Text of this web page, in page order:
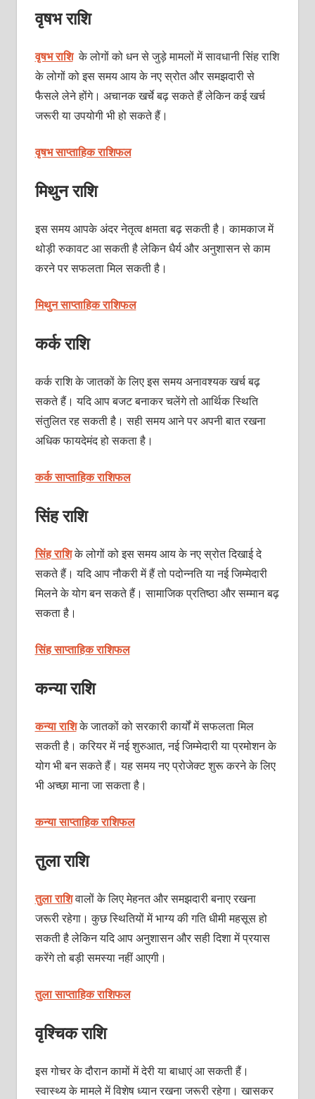
वृषभ राशि
वृषभ राशिके लोगों को धन से जुड़े मामलों में सावधानी सिंह राशि
के लोगों को इस समय आय के नए स्रोत और समझदारी से
फैसले लेने होंगे। अचानक खर्चे बढ़ सकते हैं लेकिन कई खर्च
जरूरी या उपयोगी भी हो सकते हैं।
वृषभ साप्ताहिक राशिफल
मिथुन राशि
इस समय आपके अंदर नेतृत्व क्षमता बढ़ सकती है। कामकाज में
थोड़ी रुकावट आ सकती है लेकिन धैर्य और अनुशासन से काम
करने पर सफलता मिल सकती है।
मिथुन साप्ताहिक राशिफल
कर्क राशि
कर्क राशि के जातकों के लिए इस समय अनावश्यक खर्च बढ़
सकते हैं। यदि आप बजट बनाकर चलेंगे तो आर्थिक स्थिति
संतुलित रह सकती है। सही समय आने पर अपनी बात रखना
अधिक फायदेमंद हो सकता है।
कर्क साप्ताहिक राशिफल
सिंह राशि
सिंह राशिके लोगों को इस समय आय के नए स्रोत दिखाई दे
सकते हैं। यदि आप नौकरी में हैं तो पदोन्नति या नई जिम्मेदारी
मिलने के योग बन सकते हैं। सामाजिक प्रतिष्ठा और सम्मान बढ़
सकता है।
सिंह साप्ताहिक राशिफल
कन्या राशि
कन्या राशिके जातकों को सरकारी कार्यों में सफलता मिल
सकती है। करियर में नई शुरुआत, नई जिम्मेदारी या प्रमोशन के
योग भी बन सकते हैं। यह समय नए प्रोजेक्ट शुरू करने के लिए
भी अच्छा माना जा सकता है।
कन्या साप्ताहिक राशिफल
तुला राशि
तुला राशिवालों के लिए मेहनत और समझदारी बनाए रखना
जरूरी रहेगा। कुछ स्थितियों में भाग्य की गति धीमी महसूस हो
सकती है लेकिन यदि आप अनुशासन और सही दिशा में प्रयास
करेंगे तो बड़ी समस्या नहीं आएगी।
तुला साप्ताहिक राशिफल
वृश्चिक राशि
इस गोचर के दौरान कामों में देरी या बाधाएं आ सकती हैं।
स्वास्थ्य के मामले में विशेष ध्यान रखना जरूरी रहेगा। खासकर